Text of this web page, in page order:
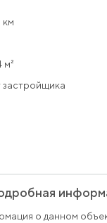
км
м²
застройщика
о данном